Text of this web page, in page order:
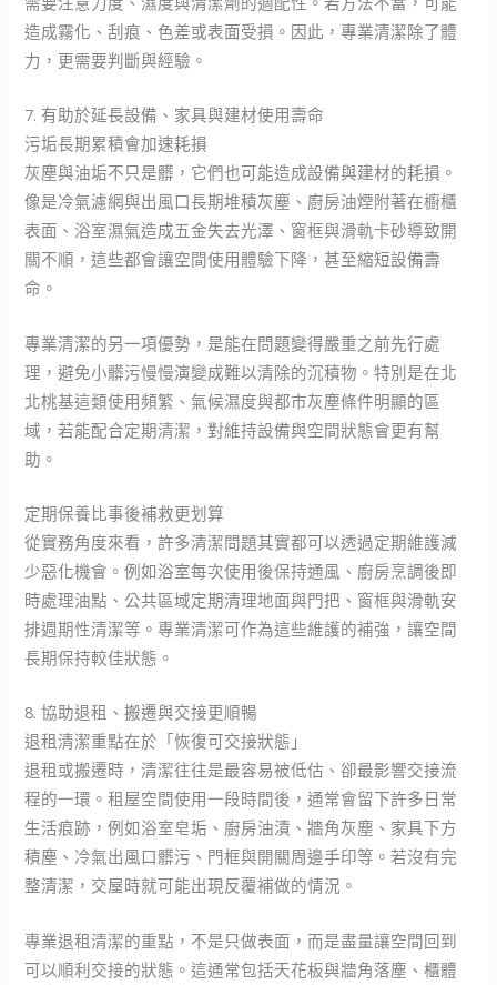
造成霧化、刮痕、色差或表面受損。因此，專業清潔除了體
力，更需要判斷與經驗。
7. 有助於延長設備、家具與建材使用壽命
污垢長期累積會加速耗損
灰塵與油垢不只是髒，它們也可能造成設備與建材的耗損。
像是冷氣濾網與出風口長期堆積灰塵、廚房油煙附著在櫥櫃
表面、浴室濕氣造成五金失去光澤、窗框與滑軌卡砂導致開
關不順，這些都會讓空間使用體驗下降，甚至縮短設備壽
命。
專業清潔的另一項優勢，是能在問題變得嚴重之前先行處
理，避免小髒污慢慢演變成難以清除的沉積物。特別是在北
北桃基這類使用頻繁、氣候濕度與都市灰塵條件明顯的區
域，若能配合定期清潔，對維持設備與空間狀態會更有幫
助。
定期保養比事後補救更划算
從實務角度來看，許多清潔問題其實都可以透過定期維護減
少惡化機會。例如浴室每次使用後保持通風、廚房烹調後即
時處理油點、公共區域定期清理地面與門把、窗框與滑軌安
排週期性清潔等。專業清潔可作為這些維護的補強，讓空間
長期保持較佳狀態。
8. 協助退租、搬遷與交接更順暢
退租清潔重點在於「恢復可交接狀態」
退租或搬遷時，清潔往往是最容易被低估、卻最影響交接流
程的一環。租屋空間使用一段時間後，通常會留下許多日常
生活痕跡，例如浴室皂垢、廚房油漬、牆角灰塵、家具下方
積塵、冷氣出風口髒污、門框與開關周邊手印等。若沒有完
整清潔，交屋時就可能出現反覆補做的情況。
專業退租清潔的重點，不是只做表面，而是盡量讓空間回到
可以順利交接的狀態。這通常包括天花板與牆角落塵、櫃體